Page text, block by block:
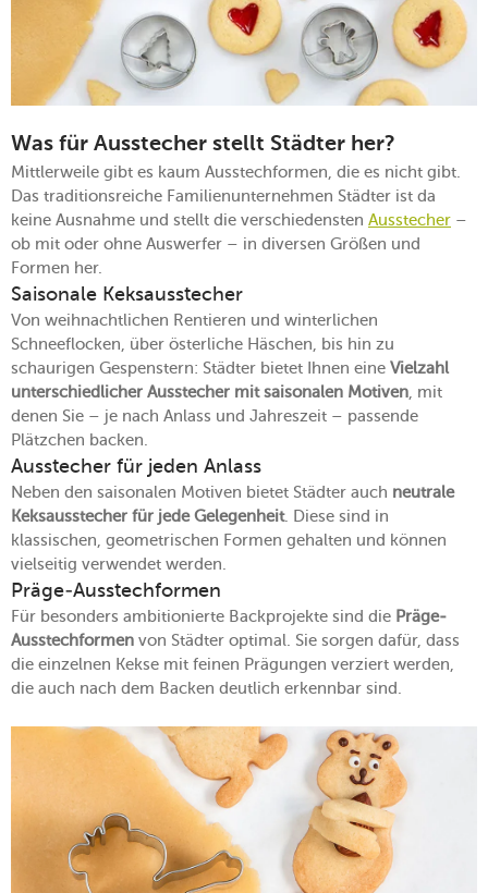
Was für Ausstecher stellt Städter her?
Mittlerweile gibt es kaum Ausstechformen, die es nicht gibt.
Das traditionsreiche Familienunternehmen Städter ist da
keine Ausnahme und stellt die verschiedensten Ausstecher –
ob mit oder ohne Auswerfer – in diversen Größen und
Formen her.
Saisonale Keksausstecher
Von weihnachtlichen Rentieren und winterlichen
Schneeflocken, über österliche Häschen, bis hin zu
schaurigen Gespenstern: Städter bietet Ihnen eine Vielzahl
unterschiedlicher Ausstecher mit saisonalen Motiven , mit
denen Sie – je nach Anlass und Jahreszeit – passende
Plätzchen backen.
Ausstecher für jeden Anlass
Neben den saisonalen Motiven bietet Städter auch neutrale
Keksausstecher für jede Gelegenheit. Diese sind in
klassischen, geometrischen Formen gehalten und können
vielseitig verwendet werden.
Präge-Ausstechformen
Für besonders ambitionierte Backprojekte sind die Präge-
Ausstechformen von Städter optimal. Sie sorgen dafür, dass
die einzelnen Kekse mit feinen Prägungen verziert werden,
die auch nach dem Backen deutlich erkennbar sind.